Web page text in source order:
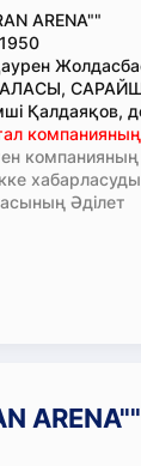
ARENA""
Қалдаяқов,
Әділет